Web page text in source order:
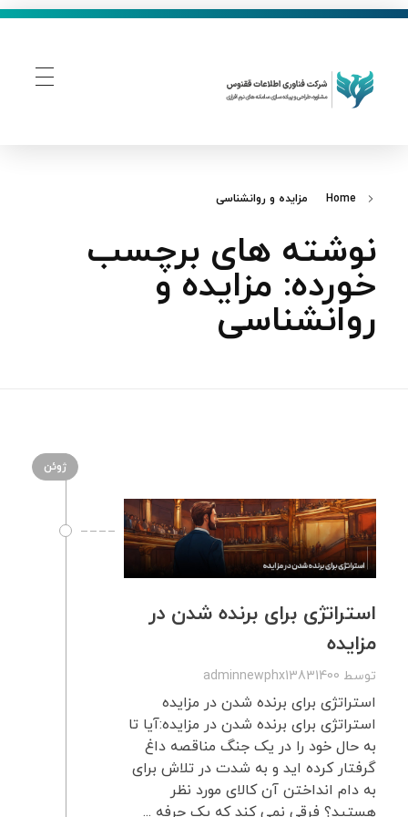
Home مزایده و روانشناسی
نوشته های برچسب
خورده: مزایده و
روانشناسی
ژوئن
استراتژی برای برنده شدن در
مزایده
توسط adminnewphx13831400
استراتژی برای برنده شدن در مزایده
استراتژی برای برنده شدن در مزایده:آیا تا
به حال خود را در یک جنگ مناقصه داغ
گرفتار کرده اید و به شدت در تلاش برای
به دام انداختن آن کالای مورد نظر
هستید؟ فرقی نمی کند که یک حرفه ...